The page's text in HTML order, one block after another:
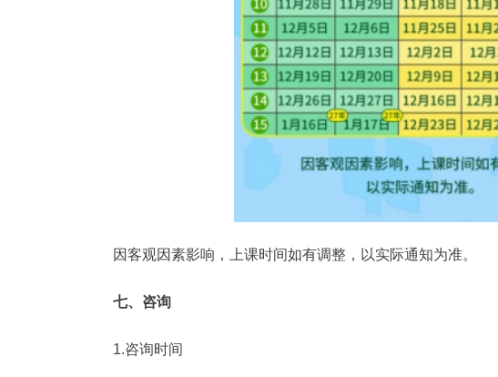
因客观因素影响，上课时间如有调整，以实际通知为准。
七、咨询
1.咨询时间